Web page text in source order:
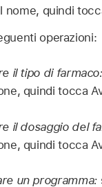
nome, quindi
operazioni:
il tipo di
quindi tocca
il dosaggio del
quindi tocca
un programma: